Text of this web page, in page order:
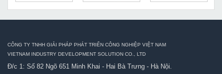
CÔNG TY TNHH GIẢI PHÁP PHÁT TRIỂN CÔNG NGHIỆP VIỆT NAM
VIETNAM INDUSTRY DEVELOPMENT SOLUTION CO., LTD
Đ/c 1: Số 82 Ngõ 651 Minh Khai - Hai Bà Trưng - Hà Nội.